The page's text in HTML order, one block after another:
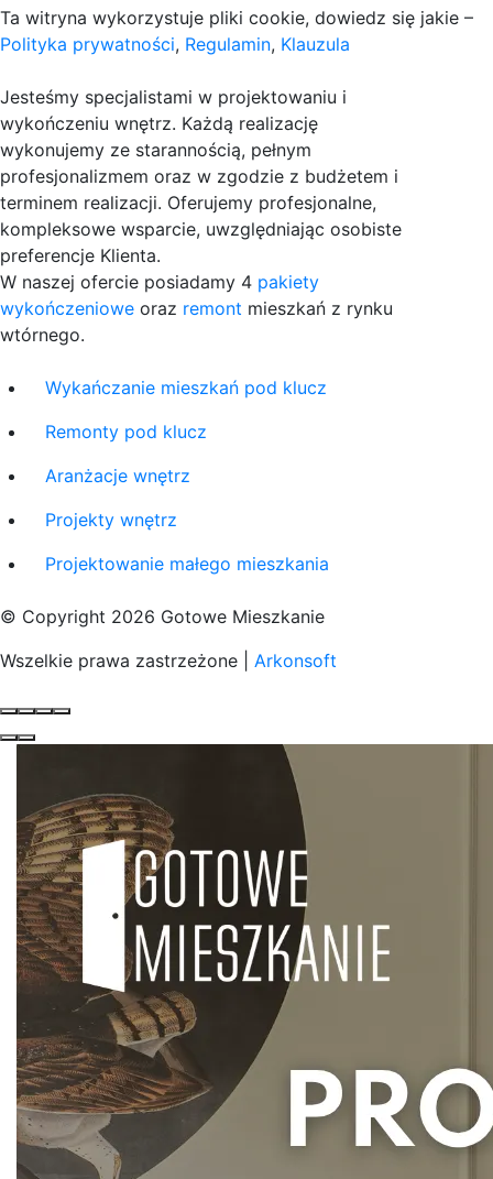
Ta witryna wykorzystuje pliki cookie, dowiedz się jakie –
Polityka prywatności, Regulamin, Klauzula
Jesteśmy specjalistami w projektowaniu i
wykończeniu wnętrz. Każdą realizację
wykonujemy ze starannością, pełnym
profesjonalizmem oraz w zgodzie z budżetem i
terminem realizacji. Oferujemy profesjonalne,
kompleksowe wsparcie, uwzględniając osobiste
preferencje Klienta.
W naszej ofercie posiadamy 4 pakiety
wykończeniowe oraz remont mieszkań z rynku
wtórnego.
Wykańczanie mieszkań pod klucz
Remonty pod klucz
Aranżacje wnętrz
Projekty wnętrz
Projektowanie małego mieszkania
© Copyright 2026 Gotowe Mieszkanie
Wszelkie prawa zastrzeżone | Arkonsoft